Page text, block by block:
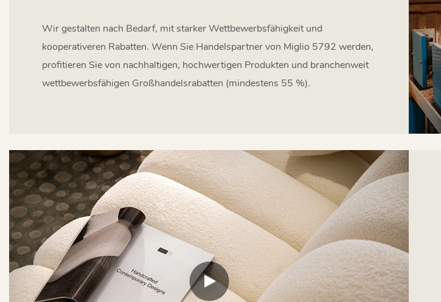
Wir gestalten nach Bedarf, mit starker Wettbewerbsfähigkeit und
kooperativeren Rabatten. Wenn Sie Handelspartner von Miglio 5792 werden,
profitieren Sie von nachhaltigen, hochwertigen Produkten und branchenweit
wettbewerbsfähigen Großhandelsrabatten (mindestens 55 %).